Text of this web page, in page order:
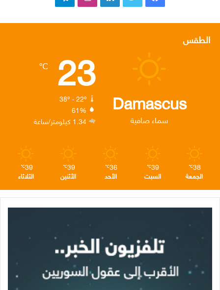
ب
و
ق
ر
ا
ر
ا
الطقس
Damascus
سماء صافية
23
℃
38º - 22º
61%
1.34 كيلومتر/ساعة
38
℃
الجمعة
39
℃
السبت
36
℃
الأحد
39
℃
الأثنين
39
℃
الثلاثاء